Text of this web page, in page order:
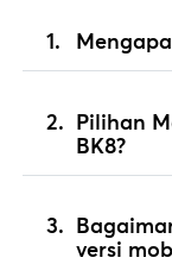
Pilihan
BK8?
versi